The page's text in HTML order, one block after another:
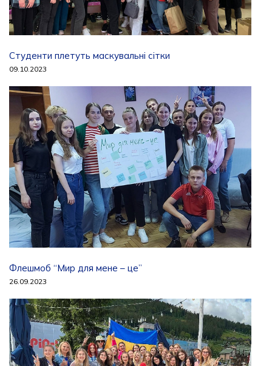
Студенти плетуть маскувальні сітки
09.10.2023
Флешмоб “Мир для мене – це”
26.09.2023